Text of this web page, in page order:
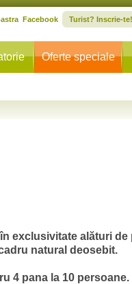
Oferte speciale
Facebook Turist? Inscrie-te!
exclusivitate alături de
natural deosebit.
4 pana la 10 persoane.